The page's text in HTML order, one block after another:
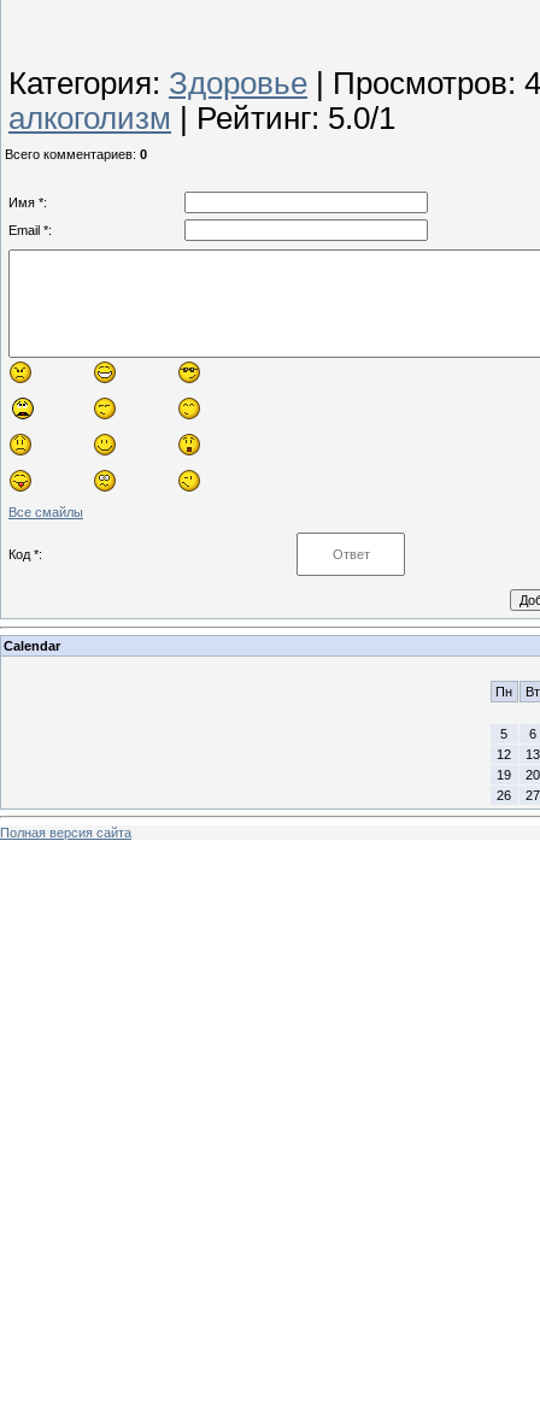
Категория: Здоровье Просмотров:
алкоголизм
Рейтинг: 5.0/1
Всего комментариев: 0
Имя *:
Email *:
Все смайлы
Код *:
Calendar
Пн Вт
5
6
12
13
19
20
26
27
Полная версия сайта